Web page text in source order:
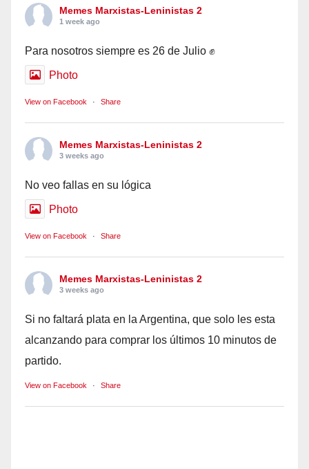
Memes Marxistas-Leninistas 2
1 week ago
Para nosotros siempre es 26 de Julio ✊
Photo
View on Facebook · Share
Memes Marxistas-Leninistas 2
3 weeks ago
No veo fallas en su lógica
Photo
View on Facebook · Share
Memes Marxistas-Leninistas 2
3 weeks ago
Si no faltará plata en la Argentina, que solo les esta
alcanzando para comprar los últimos 10 minutos de
partido.
View on Facebook · Share